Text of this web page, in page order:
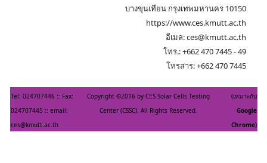
บางขุนเทียน กรุงเทพมหานคร 10150
https://www.ces.kmutt.ac.th
อีเมล: ces@kmutt.ac.th
โทร.: +662 470 7445 - 49
โทรสาร: +662 470 7445
Tel: 024707446 :: Fax:
024707445 :: email:
ces@kmutt.ac.th
Copyright ©2016 by CES Solar Cells Testing
Center (CSSC). All Rights Reserved.
(เหมาะกับ
Google
Chrome)